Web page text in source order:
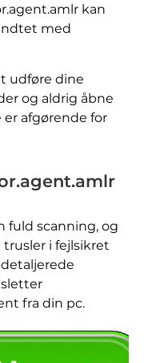
kan
med
udføre dine
og aldrig åbne
afgørende for
fuld scanning, og
i fejlsikret
fra din pc.